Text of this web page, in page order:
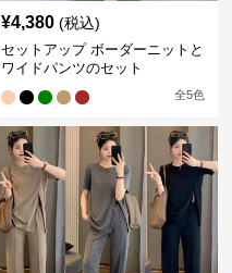
¥4,380 (税込)
セットアップ ボーダーニットと
ワイドパンツのセット
全5色